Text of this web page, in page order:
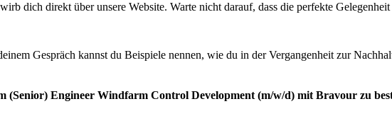
dich direkt über unsere Website. Warte nicht darauf, dass die perfekte
Gespräch kannst du Beispiele nennen, wie du in der Vergangenheit zur
(Senior) Engineer Windfarm Control Development (m/w/d) mit Bravour zu